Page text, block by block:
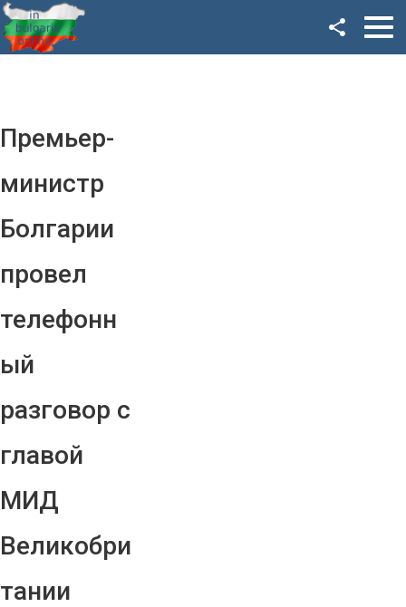
Премьер-
министр
Болгарии
провел
телефонн
ый
разговор с
главой
МИД
Великобри
тании